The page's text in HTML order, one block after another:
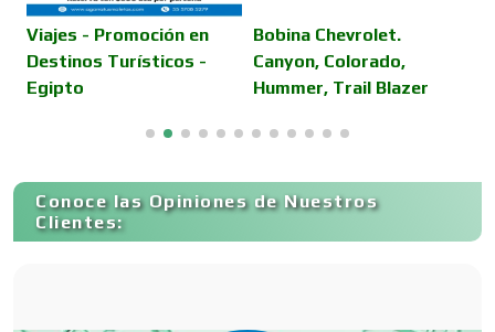
Camiones para Fletes
Cancelería de Aluminio
Capacitación
Viajes - Promoción en
Destinos Turísticos -
Egipto
Bobina Chevrolet.
Canyon, Colorado,
Hummer, Trail Blazer
Conoce las Opiniones de Nuestros
Clientes: